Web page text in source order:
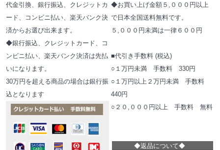
代金引換、銀行振込、クレジットカ
ード、コンビニ払い、楽天バンク決
済からお選び出来ます。
◆銀行振込、クレジットカード、コ
ンビニ払い、楽天バンク決済は先払
いになります。
30万円を超える商品の場合は銀行振
込となります
◆お買い上げ金額５,０００円以上
で日本全国送料無料です。
５,０００円未満は一律６００円
■代引き手数料 (税込)
○１万円未満 手数料 330円
○１万円以上２万円未満 手数料
440円
○２０,０００円以上 手数料 無料
◆返品について◆